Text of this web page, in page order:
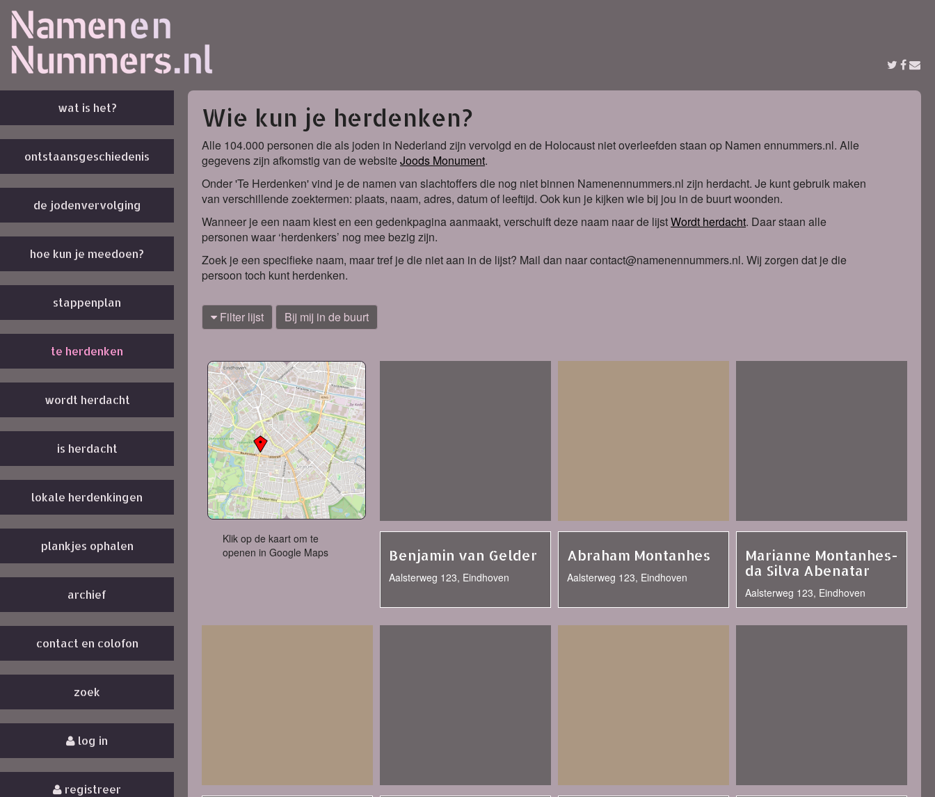
wat is het?
ontstaansgeschiedenis
de jodenvervolging
hoe kun je meedoen?
stappenplan
te herdenken
wordt herdacht
is herdacht
lokale herdenkingen
plankjes ophalen
archief
contact en colofon
zoek
log in
registreer
Wie kun je herdenken?
Alle 104.000 personen die als joden in Nederland zijn vervolgd en de Holocaust niet overleefden staan op Namen ennummers.nl. Alle
gegevens zijn afkomstig van de websiteJoods Monument.
Onder 'Te Herdenken' vind je de namen van slachtoffers die nog niet binnen Namenennummers.nl zijn herdacht. Je kunt gebruik maken
van verschillende zoektermen: plaats, naam, adres, datum of leeftijd. Ook kun je kijken wie bij jou in de buurt woonden.
Wanneer je een naam kiest en een gedenkpagina aanmaakt, verschuift deze naam naar de lijstWordt herdacht. Daar staan alle
personen waar ‘herdenkers’ nog mee bezig zijn.
Zoek je een specifieke naam, maar tref je die niet aan in de lijst? Mail dan naar contact@namenennummers.nl. Wij zorgen dat je die
persoon toch kunt herdenken.
Filter lijst Bij mij in de buurt
Klik op de kaart om te
openen in Google Maps
Benjamin van Gelder
Aalsterweg 123, Eindhoven
Abraham Montanhes
Aalsterweg 123, Eindhoven
Marianne Montanhes-
da Silva Abenatar
Aalsterweg 123, Eindhoven